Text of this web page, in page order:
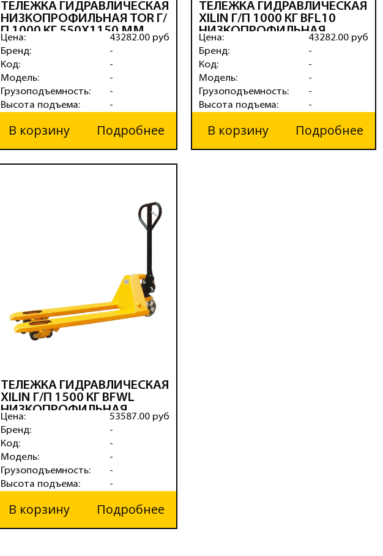
ТЕЛЕЖКА ГИДРАВЛИЧЕСКАЯ
НИЗКОПРОФИЛЬНАЯ TOR Г/
П 1000 КГ 550Х1150 ММ
BFL10
(ПОЛИУРЕТАН.КОЛЕСА)
Цена:
Бренд:
Код:
Модель:
Грузоподъемность:
Высота подъема:
43282.00 руб
-
-
-
-
-
В корзину Подробнее
ТЕЛЕЖКА ГИДРАВЛИЧЕСКАЯ
XILIN Г/П 1000 КГ BFL10
НИЗКОПРОФИЛЬНАЯ
(ПОЛИУРЕТАН.КОЛЕСА)
Цена:
Бренд:
Код:
Модель:
Грузоподъемность:
Высота подъема:
43282.00 руб
-
-
-
-
-
В корзину Подробнее
ТЕЛЕЖКА ГИДРАВЛИЧЕСКАЯ
XILIN Г/П 1500 КГ BFWL
НИЗКОПРОФИЛЬНАЯ
(РЕЗИН.КОЛЕСА)
Цена:
Бренд:
Код:
Модель:
Грузоподъемность:
Высота подъема:
53587.00 руб
-
-
-
-
-
В корзину Подробнее